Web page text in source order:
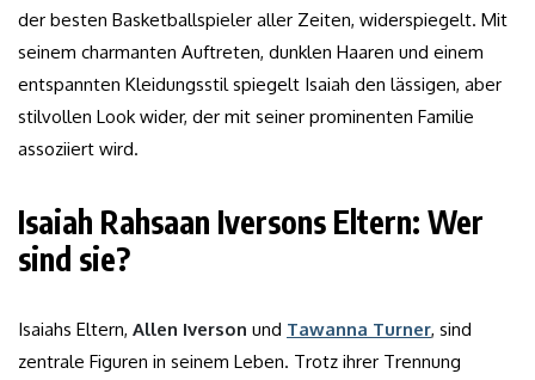
der besten Basketballspieler aller Zeiten, widerspiegelt. Mit
seinem charmanten Auftreten, dunklen Haaren und einem
entspannten Kleidungsstil spiegelt Isaiah den lässigen, aber
stilvollen Look wider, der mit seiner prominenten Familie
assoziiert wird.
Isaiah Rahsaan Iversons Eltern: Wer
sind sie?
Isaiahs Eltern, Allen Iverson und Tawanna Turner, sind
zentrale Figuren in seinem Leben. Trotz ihrer Trennung